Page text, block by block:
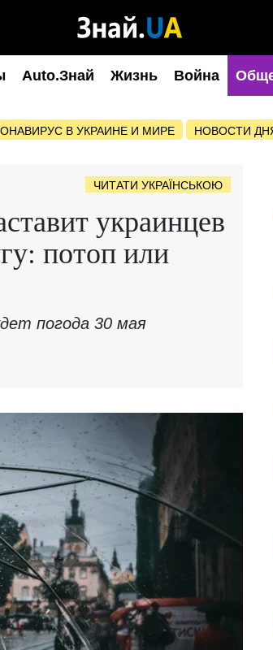
Auto.Знай Жизнь Война
В УКРАИНЕ И МИРЕ НОВОСТИ
ЧИТАТИ УКРАЇНСЬКОЮ
украинцев
потоп или
погода 30 мая